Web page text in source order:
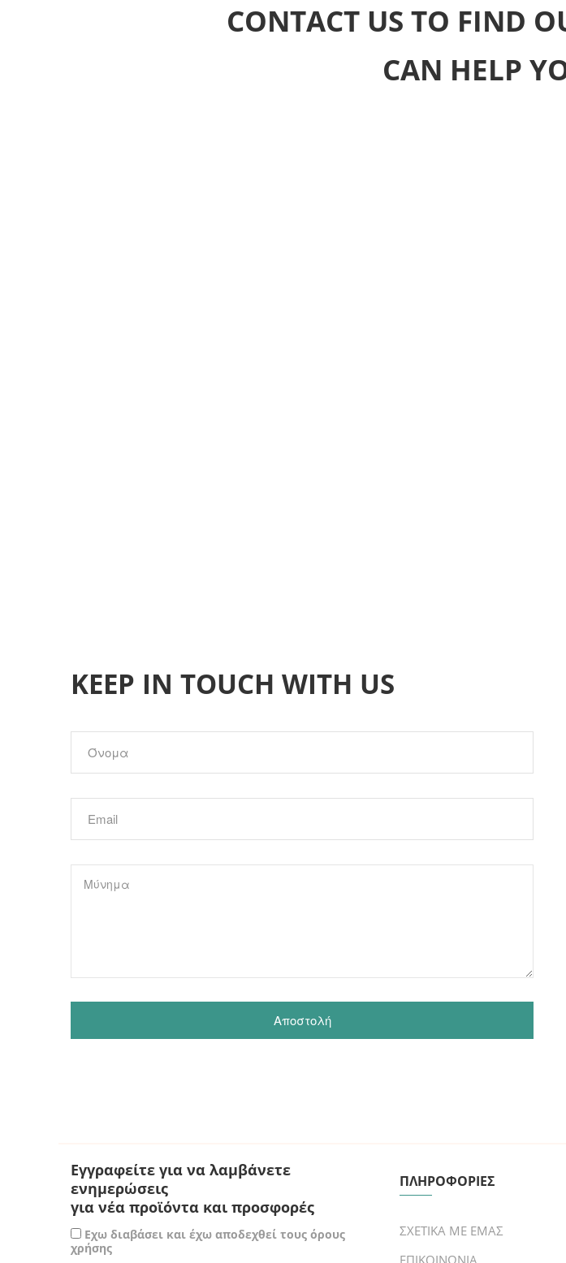
CONTACT US TO FIND
CAN HELP
KEEP IN TOUCH WITH US
Εγγραφείτε για να λαμβάνετε
ενημερώσεις
για νέα προϊόντα και προσφορές
Εχω διαβάσει και έχω αποδεχθεί τους όρους
χρήσης
ΠΛΗΡΟΦΟΡΙΕΣ
ΣΧΕΤΙΚΑ ΜΕ ΕΜΑΣ
ΕΠΙΚΟΙΝΩΝΙΑ